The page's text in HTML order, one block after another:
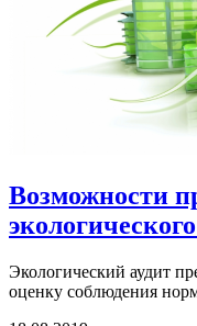
Возможности
Экологический аудит
оценку соблюдения